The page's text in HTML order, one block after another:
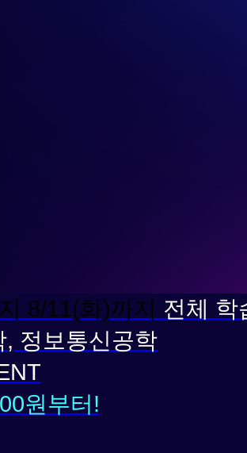
8/11(화)까지
전체 학
, 정보통신공학
원부터!